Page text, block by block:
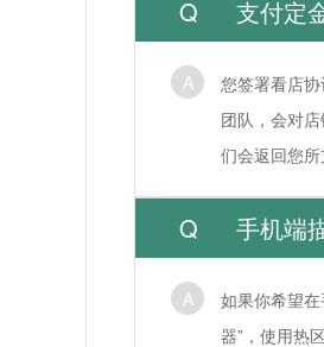
支付定
您签署看店
团队，会对
们会返回您
手机端
如果你希望
器”，使用热